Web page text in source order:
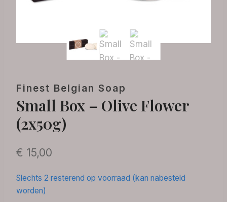
Finest Belgian Soap
Small Box – Olive Flower
(2x50g)
€ 15,00
Slechts 2 resterend op voorraad (kan nabesteld
worden)